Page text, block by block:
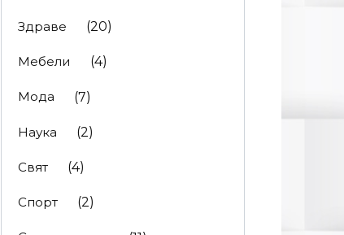
Здраве (20)
Мебели (4)
Мода (7)
Наука (2)
Свят (4)
Спорт (2)